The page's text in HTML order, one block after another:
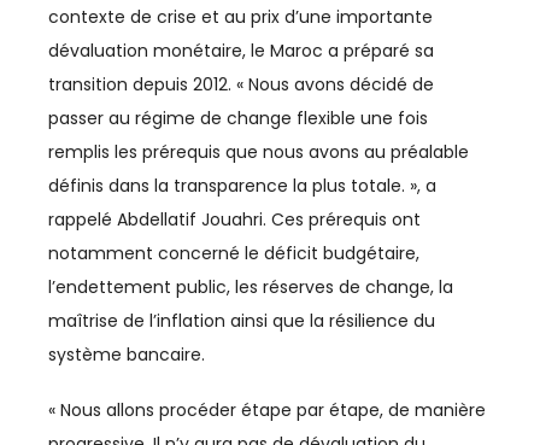
INDUSTRIE
INFRASTRUCTURES
INNOVATION
INVESTISSEMENT
INVESTISSEMENTS
contexte de crise et au prix d’une importante
dévaluation monétaire, le Maroc a préparé sa
transition depuis 2012. « Nous avons décidé de
passer au régime de change flexible une fois
remplis les prérequis que nous avons au préalable
définis dans la transparence la plus totale. », a
rappelé Abdellatif Jouahri. Ces prérequis ont
notamment concerné le déficit budgétaire,
l’endettement public, les réserves de change, la
maîtrise de l’inflation ainsi que la résilience du
système bancaire.
« Nous allons procéder étape par étape, de manière